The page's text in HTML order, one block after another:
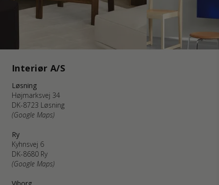
Interiør A/S
Løsning
Højmarksvej 34
DK-8723 Løsning
(Google Maps)
Ry
Kyhnsvej 6
DK-8680 Ry
(Google Maps)